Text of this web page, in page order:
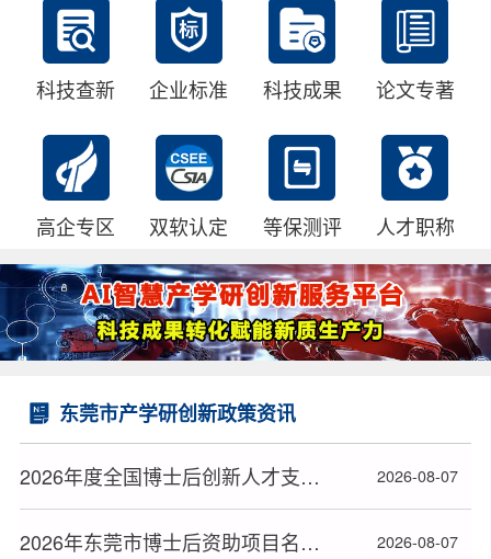
科技查新 企业标准 科技成果 论文专著
高企专区 双软认定 等保测评 人才职称
东莞市产学研创新政策资讯
2026年度全国博士后创新人才支持计划获选人员名单公布 2026-08-07
2026年东莞市博士后资助项目名单公布 2026-08-07